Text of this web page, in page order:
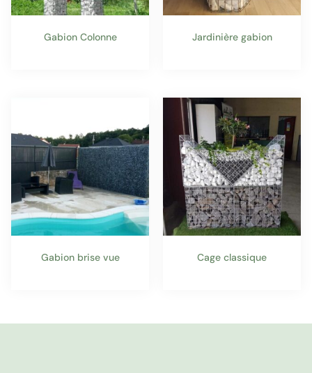
Gabion Colonne Jardinière gabion
Gabion brise vue Cage classique